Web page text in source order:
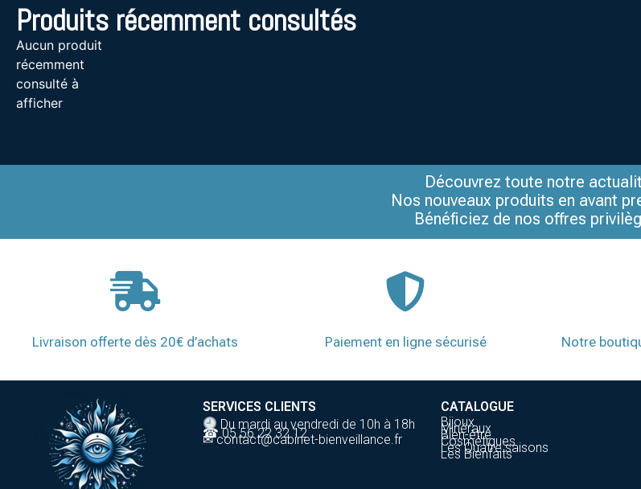
Produits récemment consultés
Aucun produit
récemment
consulté à
afficher
Découvrez toute notre
Nos nouveaux produits en avant
Bénéficiez de nos offres
Livraison offerte dès 20€ d’achats Paiement en ligne sécurisé Notre
SERVICES CLIENTS
Du mardi au vendredi de 10h à 18h
☎ 05 56 22 32 12
✉ contact@cabinet-bienveillance.fr
CATALOGUE
Bijoux
Minéraux
Bien-être
Cosmétiques
Les Quatre saisons
Les Bienfaits